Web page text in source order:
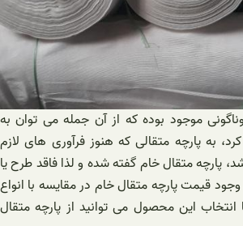
موجود بوده که از آن جمله می توان به
به پارچه متقالی که هنوز فرآوری های لازم
پارچه متقال خام گفته شده و لذا فاقد طرح یا
قیمت پارچه متقال خام در مقایسه با انواع
انتخاب این محصول می توانید از پارچه متقال